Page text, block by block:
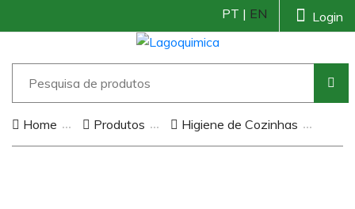
Login
PT | EN
Home Produtos Higiene de Cozinhas